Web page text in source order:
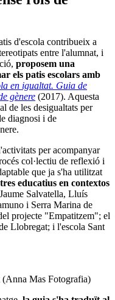
d'escola contribueix a
entre l'alumnat, i
proposem una
els patis escolars amb
en igualtat. Guia de
gènere (2017). Aquesta
de les desigualtats per
diagnosi i de
per acompanyar
col·lectiu de reflexió i
que ja s'ha utilitzat
educatius en contextos
Salvatella, Lluís
i Serra Marina de
projecte "Empatitzem"; el
Llobregat; i l'escola Sant
Mas Fotografia)